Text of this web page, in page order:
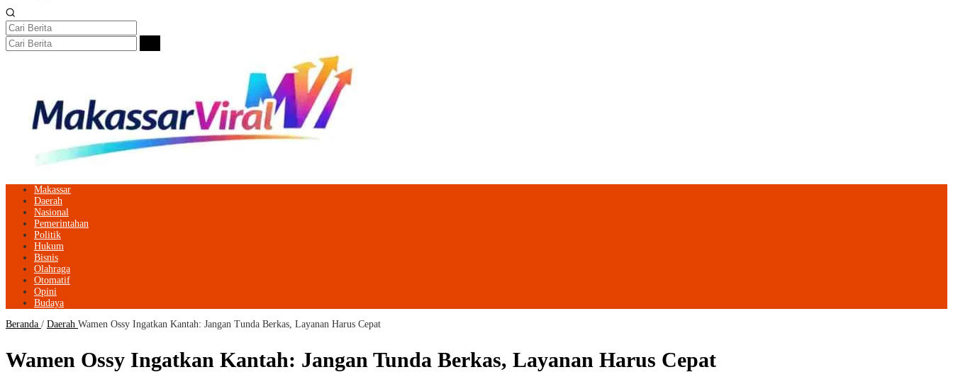
Makassar
Daerah
Nasional
Pemerintahan
Politik
Hukum
Bisnis
Olahraga
Otomatif
Opini
Budaya
Beranda / Daerah Wamen Ossy Ingatkan Kantah: Jangan Tunda Berkas, Layanan Harus Cepat
Wamen Ossy Ingatkan Kantah: Jangan Tunda Berkas, Layanan Harus Cepat